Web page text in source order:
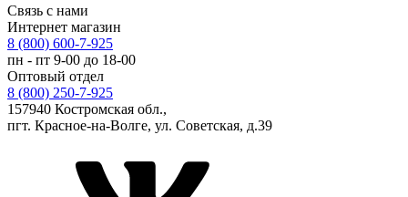
Связь с нами
Интернет магазин
8 (800) 600-7-925
пн - пт 9-00 до 18-00
Оптовый отдел
8 (800) 250-7-925
157940 Костромская обл.,
пгт. Красное-на-Волге, ул. Советская, д.39